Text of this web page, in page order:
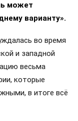
может
варианту».
во время
и западной
весьма
которые
в итоге всё